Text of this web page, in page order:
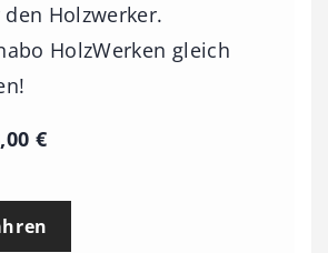
Holzwerker.
HolzWerken gleich
€P
e